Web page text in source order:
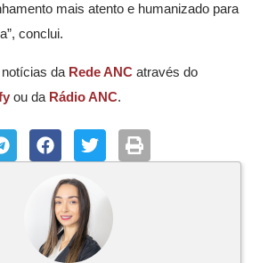
mais atento e humanizado para
conclui.
da Rede ANC através do
ou da Rádio ANC.